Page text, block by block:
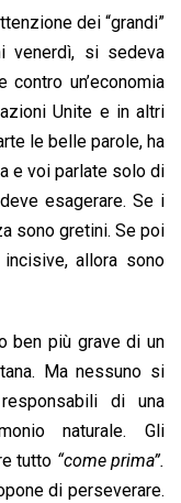
dei “grandi”
venerdì, si sedeva
un’economia
Unite e in altri
le belle parole, ha
e voi parlate solo di
esagerare. Se i
sono gretini. Se poi
allora sono
ben più grave di un
Ma nessuno si
di una
naturale. Gli
tutto “come prima”.
di perseverare.